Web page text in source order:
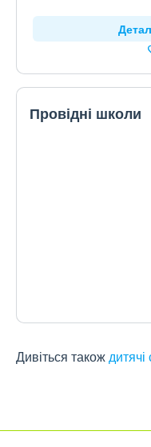
Провідні школи
Дивіться також